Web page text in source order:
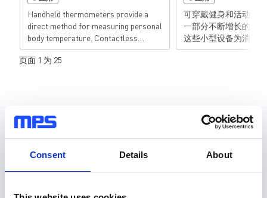
Consent Details About
Handheld thermometers provide a
direct method for measuring personal
body temperature. Contactless
thermometers are crucial for cases
in which measurements must be taken
instant results while minimizing
可穿戴健身和活动监
一部分不断增长的可
这些小型设备为消费
便的选择，可以跟踪
命令功能。这些高级
戴设备是用户随身携
还必须足够耐用，以
页面 1 为 25
设计资源
30种以上格式